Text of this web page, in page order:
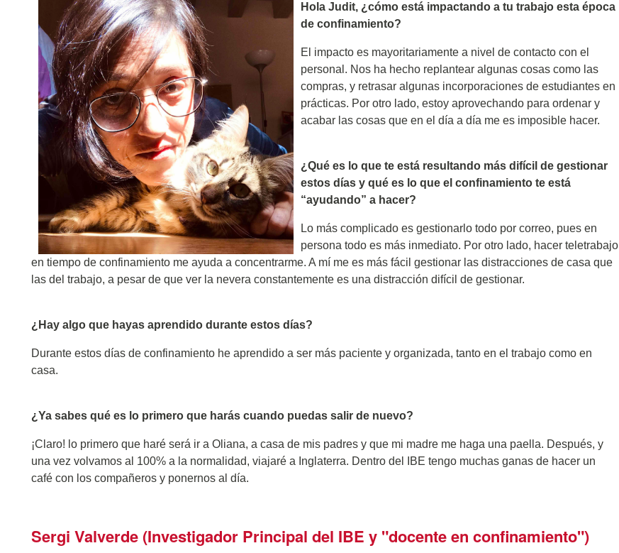
Hola Judit, ¿cómo está impactando a tu trabajo esta época
de confinamiento?
El impacto es mayoritariamente a nivel de contacto con el
personal. Nos ha hecho replantear algunas cosas como las
compras, y retrasar algunas incorporaciones de estudiantes en
prácticas. Por otro lado, estoy aprovechando para ordenar y
acabar las cosas que en el día a día me es imposible hacer.
¿Qué es lo que te está resultando más difícil de gestionar
estos días y qué es lo que el confinamiento te está
“ayudando” a hacer?
Lo más complicado es gestionarlo todo por correo, pues en
persona todo es más inmediato. Por otro lado, hacer teletrabajo
en tiempo de confinamiento me ayuda a concentrarme. A mí me es más fácil gestionar las distracciones de casa que
las del trabajo, a pesar de que ver la nevera constantemente es una distracción difícil de gestionar.
¿Hay algo que hayas aprendido durante estos días?
Durante estos días de confinamiento he aprendido a ser más paciente y organizada, tanto en el trabajo como en
casa.
¿Ya sabes qué es lo primero que harás cuando puedas salir de nuevo?
¡Claro! lo primero que haré será ir a Oliana, a casa de mis padres y que mi madre me haga una paella. Después, y
una vez volvamos al 100% a la normalidad, viajaré a Inglaterra. Dentro del IBE tengo muchas ganas de hacer un
café con los compañeros y ponernos al día.
Sergi Valverde (Investigador Principal del IBE y "docente en confinamiento")